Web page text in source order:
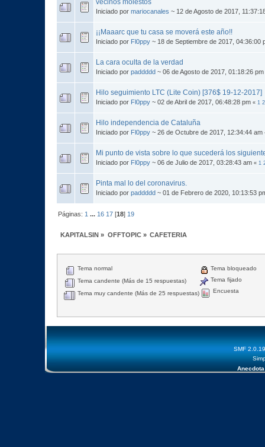
Iniciado por mariocanales ~ 12 de Agosto de 2017,
¡¡Maaarc que tu casa se moverá este año!!
Iniciado por Fl0ppy ~ 18 de Septiembre de 2017, 04:36:00
La cara oculta de la verdad
Iniciado por paddddd ~ 06 de Agosto de 2017, 01:18:26 pm
Hilo seguimiento LTC (Lite Coin) [376$ 19-12-2017]
Iniciado por Fl0ppy ~ 02 de Abril de 2017, 06:48:28 pm « 1 2
Hilo independencia de Cataluña
Iniciado por Fl0ppy ~ 26 de Octubre de 2017, 12:34:44 am
Mi punto de vista sobre lo que sucederá los
Iniciado por Fl0ppy ~ 06 de Julio de 2017, 03:28:43 am « 1
Pinta mal lo del coronavirus.
Iniciado por paddddd ~ 01 de Febrero de 2020, 10:13:53
Páginas: 1 ... 16 17 [18] 19
KAPITALSIN » OFFTOPIC» CAFETERIA
Tema normal
Tema candente (Más de 15 respuestas)
Tema muy candente (Más de 25 respuestas)
Tema bloqueado
Tema fijado
Encuesta
SMF 2.0.19
Anecdota